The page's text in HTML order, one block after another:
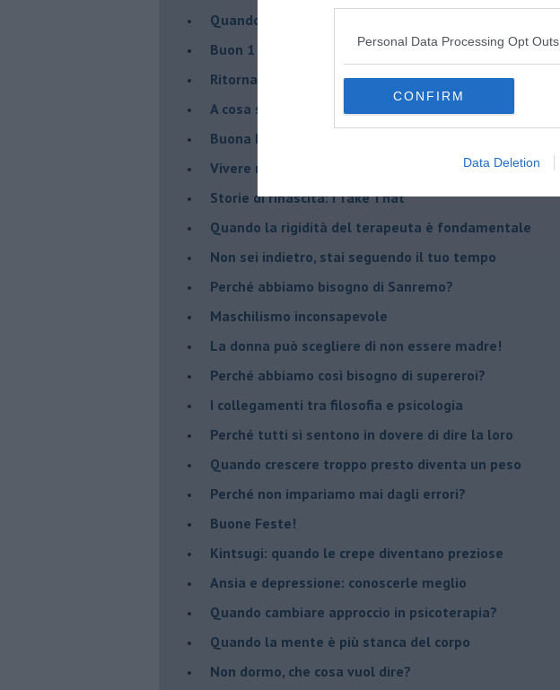
Personal Data Processing Opt Outs
CONFIRM
Data Deletion
​Quando il terapeuta torna a casa
​Buon 1 Maggio!
Ritornare indietro di vent’anni
​A cosa serve davvero la psicoterapia
​Buona Pasqua e … buona rinascita!
​Vivere nell’incertezza
​Storie di rinascita: i Take That
​Quando la rigidità del terapeuta è fondamentale
​Non sei indietro, stai seguendo il tuo tempo
​Perché abbiamo bisogno di Sanremo?
​Maschilismo inconsapevole
​La donna può scegliere di non essere madre!
​Perché abbiamo così bisogno di supereroi?
​I collegamenti tra filosofia e psicologia
​Perché tutti si sentono in dovere di dire la loro
​Quando crescere troppo presto diventa un peso
​Perché non impariamo mai dagli errori?
​Buone Feste!
​Kintsugi: quando le crepe diventano preziose
Ansia e depressione: conoscerle meglio
Quando cambiare approccio in psicoterapia?
​Quando la mente è più stanca del corpo
Non dormo, che cosa vuol dire?